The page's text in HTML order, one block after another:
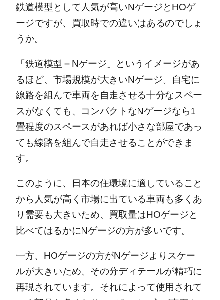
鉄道模型として人気が高いNゲージとHOゲ
ージですが、買取時での違いはあるのでしょ
うか。
「鉄道模型＝Nゲージ」というイメージがあ
るほど、市場規模が大きいNゲージ。自宅に
線路を組んで車両を自走させる十分なスペー
スがなくても、コンパクトなNゲージなら1
畳程度のスペースがあれば小さな部屋であっ
ても線路を組んで自走させることができま
す。
このように、日本の住環境に適していること
から人気が高く市場に出ている車両も多くあ
り需要も大きいため、買取量はHOゲージと
比べてはるかにNゲージの方が多いです。
一方、HOゲージの方がNゲージよりスケー
ルが大きいため、その分ディテールが精巧に
再現されています。それによって使用されて